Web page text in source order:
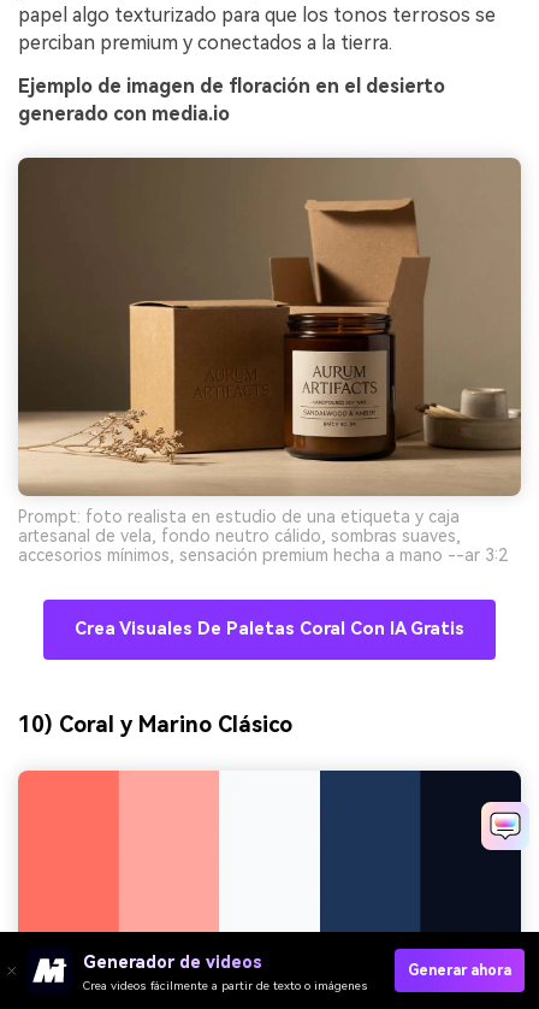
papel algo texturizado para que los tonos terrosos se
perciban premium y conectados a la tierra.
Ejemplo de imagen de floración en el desierto
generado con media.io
Prompt: foto realista en estudio de una etiqueta y caja
artesanal de vela, fondo neutro cálido, sombras suaves,
accesorios mínimos, sensación premium hecha a mano --ar 3:2
Crea Visuales De Paletas Coral Con IA Gratis
10) Coral y Marino Clásico
Generador de videos
Crea videos fácilmente a partir de texto o imágenes
Generar ahora